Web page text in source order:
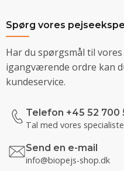
Spørg vores
Har du spørgsmål til
igangværende ordre kan
kundeservice.
Telefon +45 52 700
Tal med vores
Send en e-mail
info@biopejs-shop.dk